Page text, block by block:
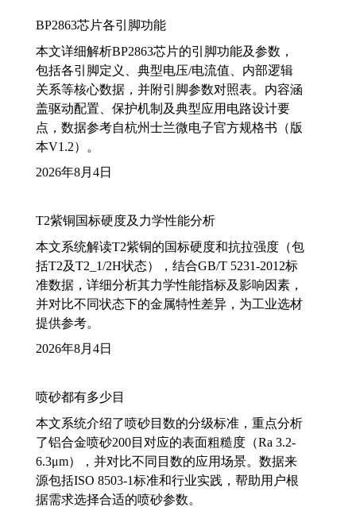
BP2863芯片各引脚功能
本文详细解析BP2863芯片的引脚功能及参数，
包括各引脚定义、典型电压/电流值、内部逻辑
关系等核心数据，并附引脚参数对照表。内容涵
盖驱动配置、保护机制及典型应用电路设计要
点，数据参考自杭州士兰微电子官方规格书（版
本V1.2）。
2026年8月4日
T2紫铜国标硬度及力学性能分析
本文系统解读T2紫铜的国标硬度和抗拉强度（包
括T2及T2_1/2H状态），结合GB/T 5231-2012标
准数据，详细分析其力学性能指标及影响因素，
并对比不同状态下的金属特性差异，为工业选材
提供参考。
2026年8月4日
喷砂都有多少目
本文系统介绍了喷砂目数的分级标准，重点分析
了铝合金喷砂200目对应的表面粗糙度（Ra 3.2-
6.3μm），并对比不同目数的应用场景。数据来
源包括ISO 8503-1标准和行业实践，帮助用户根
据需求选择合适的喷砂参数。